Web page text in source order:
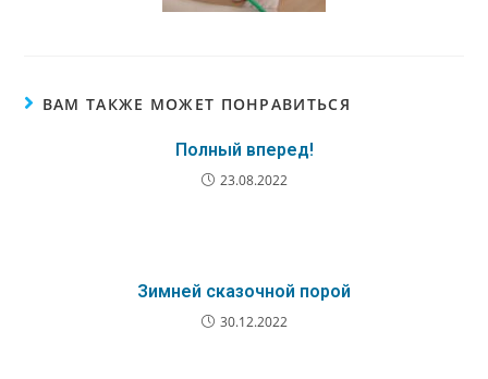
ВАМ ТАКЖЕ МОЖЕТ ПОНРАВИТЬСЯ
Полный вперед!
23.08.2022
Зимней сказочной порой
30.12.2022